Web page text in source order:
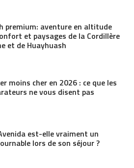
premium: aventure en altitude
et paysages de la Cordillère
et de Huayhuash
moins cher en 2026 : ce que les
ne vous disent pas
est-elle vraiment un
lors de son séjour ?